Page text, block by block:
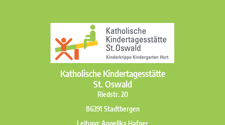
Katholische Kindertagesstätte
St. Oswald
Riedstr. 20
86391 Stadtbergen
Leitung: Angelika Hafner